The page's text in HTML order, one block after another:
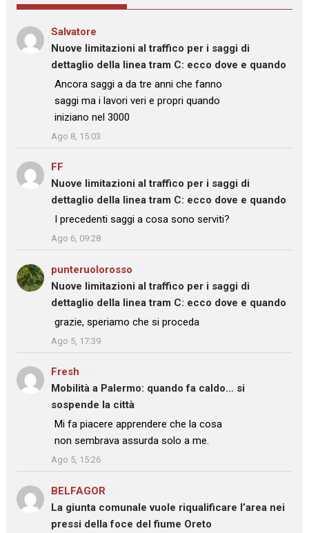
Salvatore
Nuove limitazioni al traffico per i saggi di
dettaglio della linea tram C: ecco dove e quando
: “
Ancora saggi a da tre anni che fanno
saggi ma i lavori veri e propri quando
iniziano nel 3000
”
Ago 8, 15:03
FF
Nuove limitazioni al traffico per i saggi di
dettaglio della linea tram C: ecco dove e quando
: “I precedenti saggi a cosa sono serviti?
Ago 6, 09:28
punteruolorosso
Nuove limitazioni al traffico per i saggi di
dettaglio della linea tram C: ecco dove e quando
: “
grazie, speriamo che si proceda
”
Ago 5, 17:39
Fresh
Mobilità a Palermo: quando fa caldo… si
sospende la città
: “
Mi fa piacere apprendere che la cosa
non sembrava assurda solo a me.
”
Ago 5, 15:26
BELFAGOR
La giunta comunale vuole riqualificare l’area nei
pressi della foce del fiume Oreto